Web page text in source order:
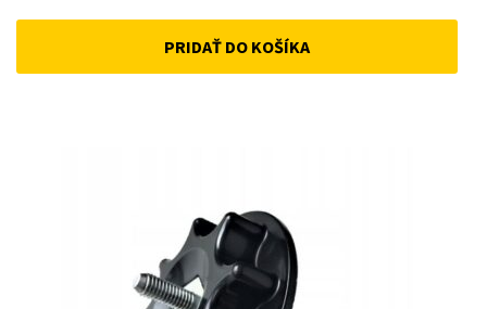
price
was:
price
is:
PRIDAŤ DO KOŠÍKA